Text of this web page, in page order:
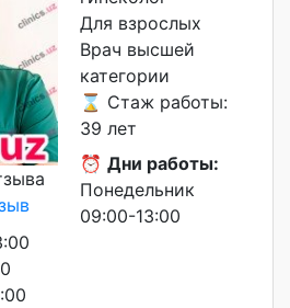
Для взрослых
Врач высшей
категории
⌛ Стаж работы:
39 лет
⏰ Дни работы:
Понедельник
09:00-13:00